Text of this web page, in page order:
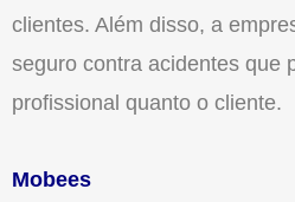
clientes. Além disso, a
seguro contra acidentes que
profissional quanto o cliente.
Mobees